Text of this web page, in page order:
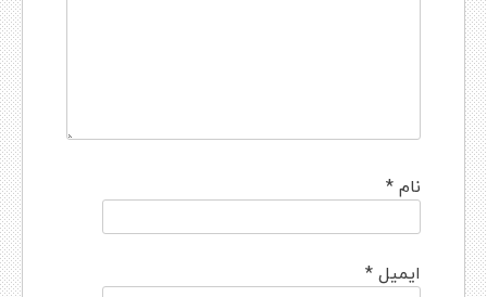
نام*
ایمیل*